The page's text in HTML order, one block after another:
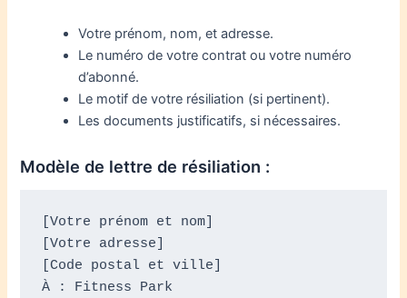
Votre prénom, nom, et adresse.
Le numéro de votre contrat ou votre numéro
d’abonné.
Le motif de votre résiliation (si pertinent).
Les documents justificatifs, si nécessaires.
Modèle de lettre de résiliation :
[Votre prénom et nom]
[Votre adresse]
[Code postal et ville]
À : Fitness Park